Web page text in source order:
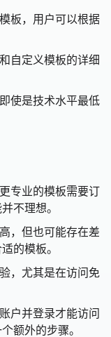
板，用户可以根据
自定义模板的详细
使是技术水平最低
专业的模板需要订
不理想。
，但也可能存在差
的模板。
，尤其是在访问免
户并登录才能访问
额外的步骤。